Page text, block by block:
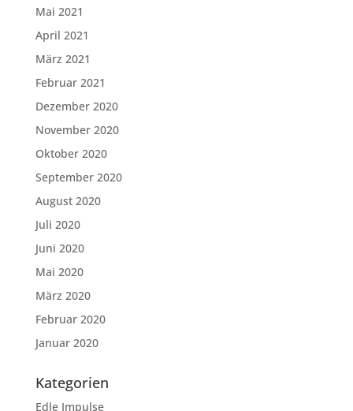
Mai 2021
April 2021
März 2021
Februar 2021
Dezember 2020
November 2020
Oktober 2020
September 2020
August 2020
Juli 2020
Juni 2020
Mai 2020
März 2020
Februar 2020
Januar 2020
Kategorien
Edle Impulse